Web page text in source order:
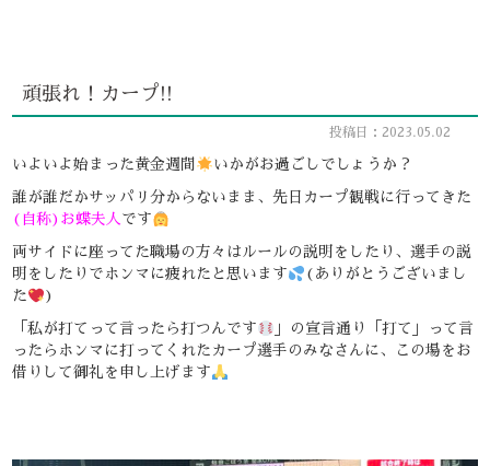
頑張れ！カープ!!
投稿日：2023.05.02
いよいよ始まった黄金週間 いかがお過ごしでしょうか？
誰が誰だかサッパリ分からないまま、先日カープ観戦に行ってきた
(自称)お蝶夫人 です
両サイドに座ってた職場の方々はルールの説明をしたり、選手の説
明をしたりでホンマに疲れたと思います
(ありがとうございまし
た
)
「私が打てって言ったら打つんです
」の宣言通り「打て」って言
ったらホンマに打ってくれたカープ選手のみなさんに、この場をお
借りして御礼を申し上げます